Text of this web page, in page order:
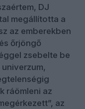
DJ
megállította a
az emberekben
őrjöngő
zsebelte be
ráömleni az
az